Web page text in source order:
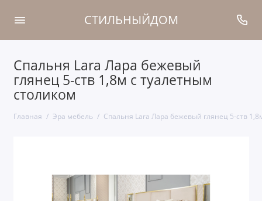
СТИЛЬНЫЙДОМ
Спальня Lara Лара бежевый
глянец 5-ств 1,8м с туалетным
столиком
Главная Эра мебель Спальня Lara Лара бежевый глянец 5-ств